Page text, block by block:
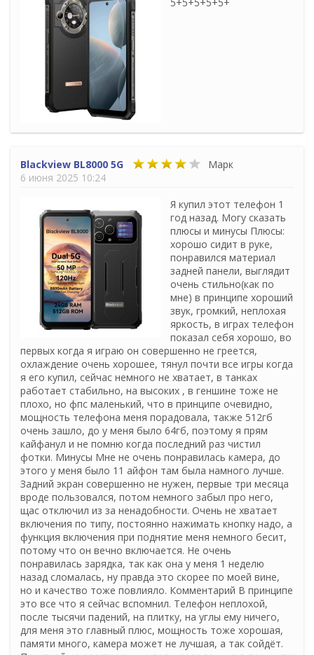
Blackview BL8000 5G
Марк
6 июня 2025 10:24
Я купил этот телефон 1
год назад. Могу сказать
плюсы и минусы Плюсы:
хорошо сидит в руке,
понравился материал
задней панели, выглядит
очень стильно(как по
мне) в принципе хороший
звук, громкий, неплохая
яркость, в играх телефон
показал себя хорошо, во
первых когда я играю он совершенно не греется,
охлаждение очень хорошее, тянул почти все игры когда
я его купил, сейчас немного не хватает, в танках
работает стабильно, на высоких , в геншине тоже не
плохо, но фпс маленький, что в принципе очевидно,
мощность телефона меня порадовала, также 512гб
очень зашло, до у меня было 64гб, поэтому я прям
кайфанул и не помню когда последний раз чистил
фотки. Минусы Мне не очень понравилась камера, до
этого у меня было 11 айфон там была намного лучше.
Задний экран совершенно не нужен, первые три месяца
вроде пользовался, потом немного забыл про него,
щас отключил из за ненадобности. Очень не хватает
включения по типу, постоянно нажимать кнопку надо, а
функция включения при поднятие меня немного бесит,
потому что он вечно включается. Не очень
понравилась зарядка, так как она у меня 1 неделю
назад сломалась, ну правда это скорее по моей вине,
но и качество тоже повлияло. Комментарий В принципе
это все что я сейчас вспомнил. Телефон неплохой,
после тысячи падений, на плитку, на углы ему ничего,
для меня это главный плюс, мощность тоже хорошая,
памяти много, камера может не лучшая, а так сойдёт.